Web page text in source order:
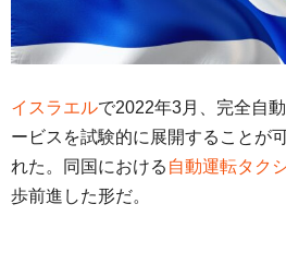
イスラエルで2022年3月、完全自
ービスを試験的に展開することが
れた。同国における 自動運転タク
歩前進した形だ。